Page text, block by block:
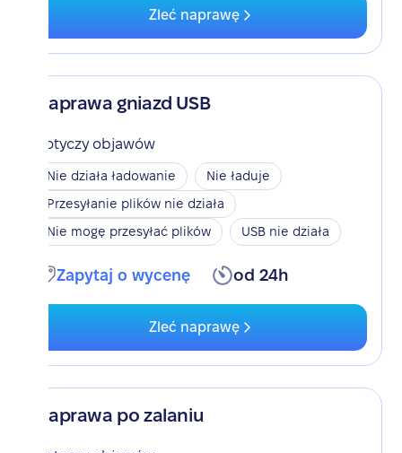
Zleć naprawę
Naprawa gniazd USB
Dotyczy objawów
Nie działa ładowanie
Nie ładuje
Przesyłanie plików nie działa
Nie mogę przesyłać plików
USB nie działa
Zapytaj o wycenę od 24h
Zleć naprawę
Naprawa po zalaniu